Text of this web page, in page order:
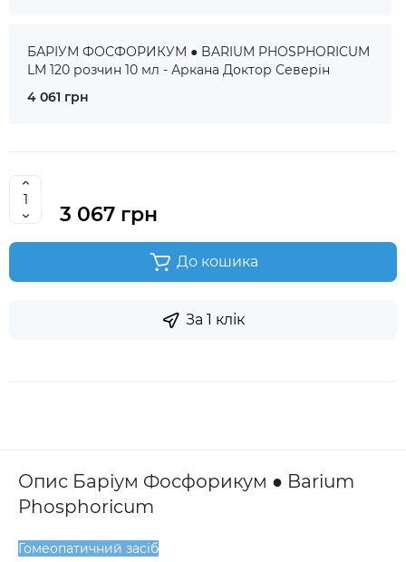
БАРІУМ ФОСФОРИКУМ ● BARIUM PHOSPHORICUM
LM 120 розчин 10 мл - Аркана Доктор Северін
4 061 грн
3 067 грн
До кошика
За 1 клік
Опис Баріум Фосфорикум ● Barium
Phosphoricum
Гомеопатичний засіб